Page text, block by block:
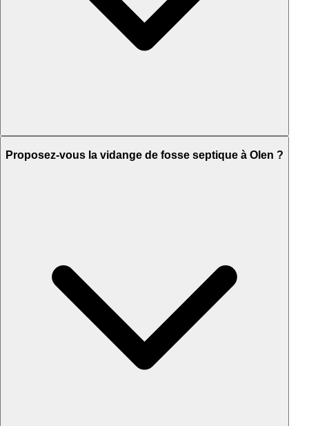
Proposez-vous la vidange de fosse septique à Olen ?